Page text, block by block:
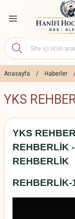
Anasayfa Haberler
YKS
YKS
REHBERLİK
REHBERLİK
REHBERLİK-
Eğitim Paketleri
Eğitim Paketleri
Canlı Dersler
İndirim Paketleri